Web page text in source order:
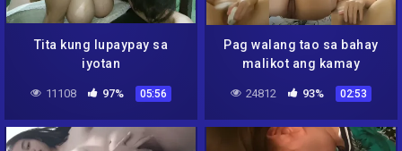
Tita kung lupaypay sa
iyotan
11108 97% 05:56
Pag walang tao sa bahay
malikot ang kamay
24812 93% 02:53